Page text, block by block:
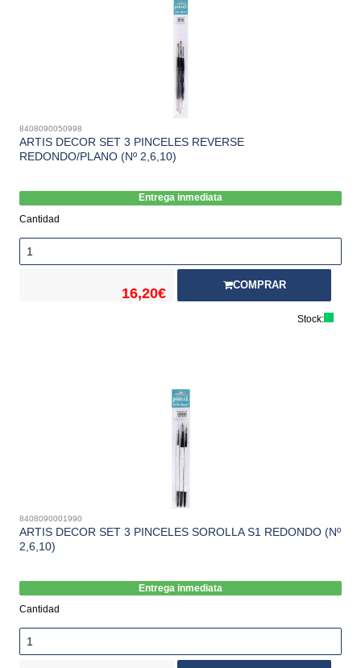
8408090050998
ARTIS DECOR SET 3 PINCELES REVERSE
REDONDO/PLANO (Nº 2,6,10)
Entrega inmediata
Cantidad
16,20€
COMPRAR
Stock:
8408090001990
ARTIS DECOR SET 3 PINCELES SOROLLA S1 REDONDO (Nº
2,6,10)
Entrega inmediata
Cantidad